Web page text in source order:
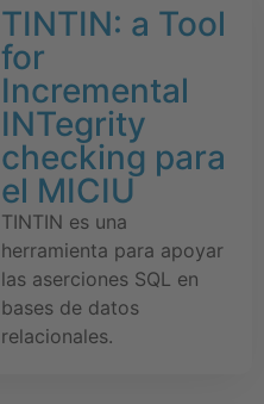
TINTIN: a Tool
for
Incremental
INTegrity
checking para
el MICIU
TINTIN es una
herramienta para apoyar
las aserciones SQL en
bases de datos
relacionales.